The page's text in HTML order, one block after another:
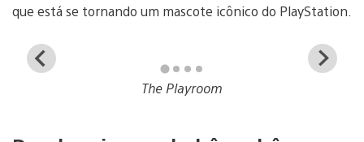
que está se tornando um mascote icônico do PlayStation.
View
The Playroom